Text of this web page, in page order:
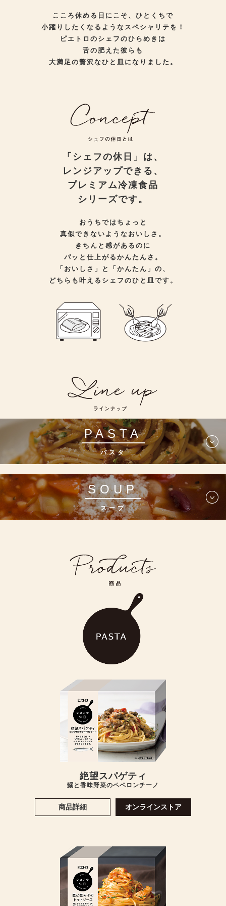
こころ休める日にこそ、ひとくちで
小躍りしたくなるようなスペシャリテを！
ピエトロのシェフのひらめきは
舌の肥えた彼らも
大満足の贅沢なひと皿になりました。
「シェフの休日」は、
レンジアップできる、
プレミアム冷凍食品
シリーズです。
おうちではちょっと
真似できないようなおいしさ。
きちんと感があるのに
パッと仕上がるかんたんさ。
「おいしさ」と「かんたん」の、
どちらも叶えるシェフのひと皿です。
PASTA
パスタ
SOUP
スープ
絶望スパゲティ
鰯と香味野菜のペペロンチーノ
商品詳細 オンラインストア